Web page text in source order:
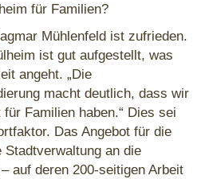
für Familien?
Mühlenfeld ist zufrieden.
ist gut aufgestellt, was
angeht. „Die
macht deutlich, dass wir
Familien haben.“ Dies sei
Das Angebot für die
an die
auf deren 200-seitigen Arbeit